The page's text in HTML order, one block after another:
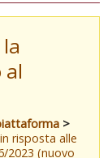
>
risposta alle
2023 (nuovo